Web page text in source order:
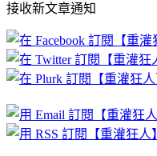
文
章
分
類
接收新文章通知